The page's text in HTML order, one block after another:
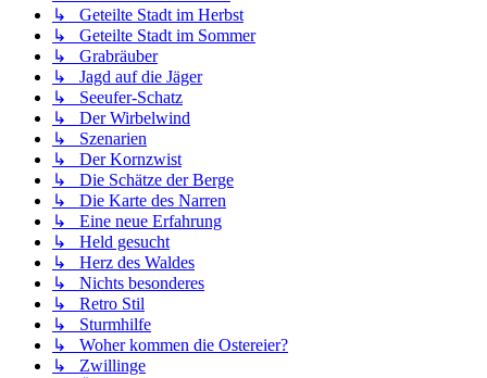
↳ Geteilte Stadt im Herbst
↳ Geteilte Stadt im Sommer
↳ Grabräuber
↳ Jagd auf die Jäger
↳ Seeufer-Schatz
↳ Der Wirbelwind
↳ Szenarien
↳ Der Kornzwist
↳ Die Schätze der Berge
↳ Die Karte des Narren
↳ Eine neue Erfahrung
↳ Held gesucht
↳ Herz des Waldes
↳ Nichts besonderes
↳ Retro Stil
↳ Sturmhilfe
↳ Woher kommen die Ostereier?
↳ Zwillinge